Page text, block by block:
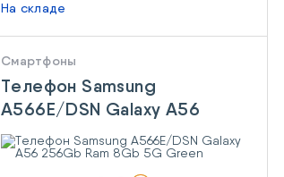
На складе
Смартфоны
Телефон Samsung
A566E/DSN Galaxy A56
256Gb Ram 8Gb 5G Green